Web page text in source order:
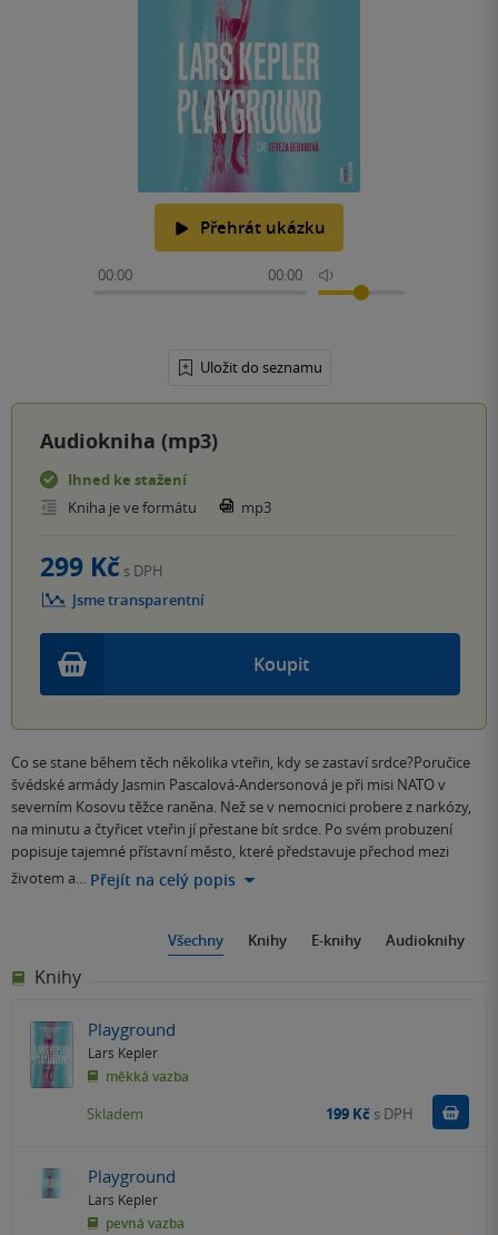
Přehrát ukázku
00:00 00:00
Uložit do seznamu
Audiokniha (mp3)
Ihned ke stažení
Kniha je ve formátu
mp3
Koupit
299 Kč s DPH
Jsme transparentní
Co se stane během těch několika vteřin, kdy se zastaví srdce?Poručice
švédské armády Jasmin Pascalová-Andersonová je při misi NATO v
severním Kosovu těžce raněna. Než se v nemocnici probere z narkózy,
na minutu a čtyřicet vteřin jí přestane bít srdce. Po svém probuzení
popisuje tajemné přístavní město, které představuje přechod mezi
životem a… Přejít na celý popis
Všechny Knihy E-knihy Audioknihy
Knihy
Playground
Lars Kepler
měkká vazba
Skladem 199 Kč s DPH
Playground
Lars Kepler
pevná vazba